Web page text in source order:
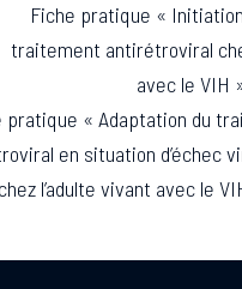
Fiche pratique «
traitement antirétroviral
avec le VIH
pratique « Adaptation du
en situation d’échec
chez l’adulte vivant avec le